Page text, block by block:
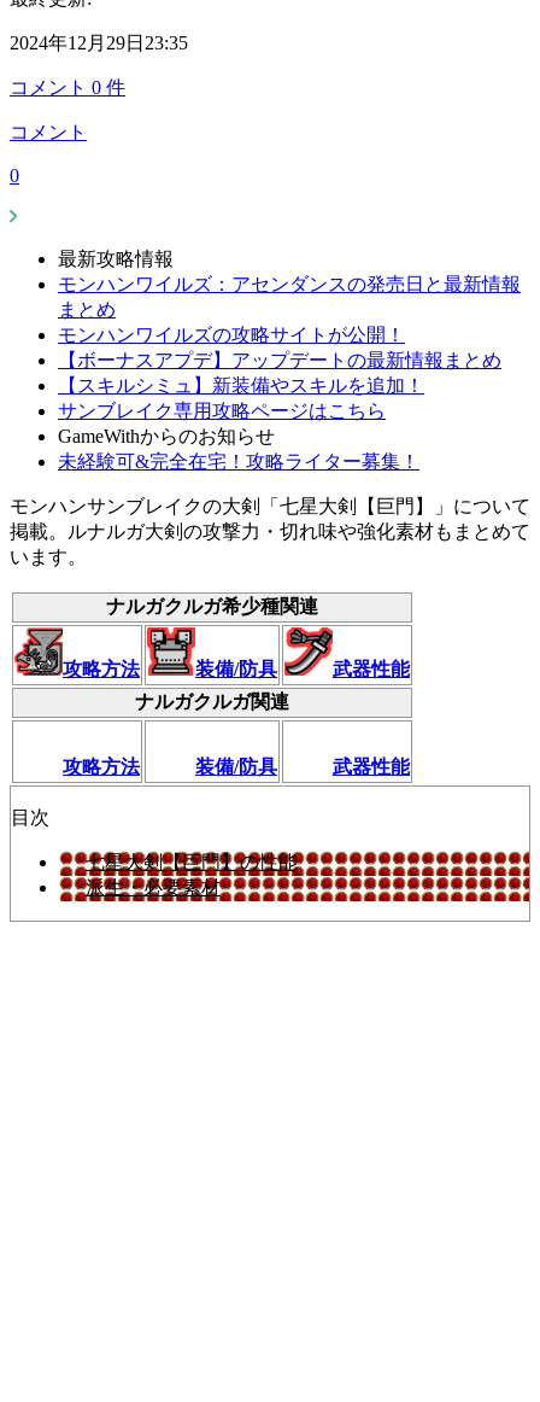
2024年12月29日23:35
コメント 0 件
コメント
0
最新攻略情報
モンハンワイルズ：アセンダンスの発売日と最新情報
まとめ
モンハンワイルズの攻略サイトが公開！
【ボーナスアプデ】アップデートの最新情報まとめ
【スキルシミュ】新装備やスキルを追加！
サンブレイク専用攻略ページはこちら
GameWithからのお知らせ
未経験可&完全在宅！攻略ライター募集！
モンハンサンブレイクの大剣「七星大剣【巨門】」について
掲載。ルナルガ大剣の攻撃力・切れ味や強化素材もまとめて
います。
ナルガクルガ希少種関連
攻略方法 装備/防具
武器性能
ナルガクルガ関連
攻略方法 装備/防具 武器性能
目次
七星大剣【巨門】の性能
派生・必要素材